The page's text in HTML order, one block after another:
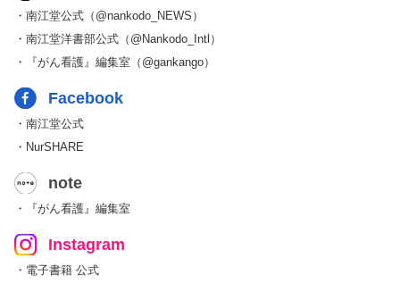
・南江堂公式（@nankodo_NEWS）
・南江堂洋書部公式（@Nankodo_Intl）
・『がん看護』編集室（@gankango）
Facebook
・南江堂公式
・NurSHARE
note
・『がん看護』編集室
Instagram
・電子書籍 公式